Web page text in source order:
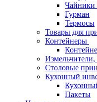
Гурман
Термосы
Товары для
Контейнеры
Столовые
Кухонный
Пакеты